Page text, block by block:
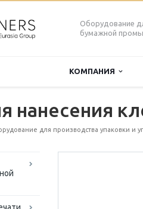
Оборудование
бумажной
КОМПАНИЯ
нанесения
для производства упаковки и